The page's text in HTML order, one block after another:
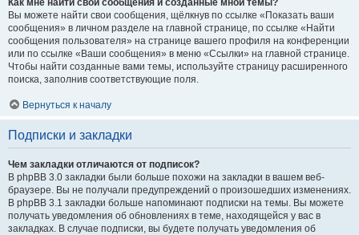
Как мне найти свои сообщения и созданные мной темы?
Вы можете найти свои сообщения, щёлкнув по ссылке «Показать ваши
сообщения» в личном разделе на главной странице, по ссылке «Найти
сообщения пользователя» на странице вашего профиля на конференции
или по ссылке «Ваши сообщения» в меню «Ссылки» на главной странице.
Чтобы найти созданные вами темы, используйте страницу расширенного
поиска, заполнив соответствующие поля.
Вернуться к началу
Подписки и закладки
Чем закладки отличаются от подписок?
В phpBB 3.0 закладки были больше похожи на закладки в вашем веб-
браузере. Вы не получали предупреждений о произошедших изменениях.
В phpBB 3.1 закладки больше напоминают подписки на темы. Вы можете
получать уведомления об обновлениях в теме, находящейся у вас в
закладках. В случае подписки, вы будете получать уведомления об